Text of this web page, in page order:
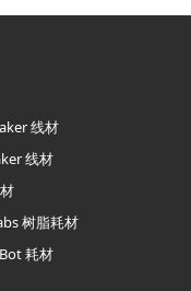
线材
线材
树脂耗材
耗材